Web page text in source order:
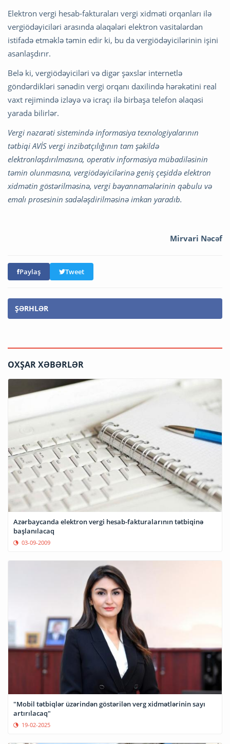
Elektron vergi hesab-fakturaları vergi xidməti orqanları ilə
vergiödəyiciləri arasında əlaqələri elektron vasitələrdən
istifadə etməklə təmin edir ki, bu da vergiödəyicilərinin işini
asanlaşdırır.
Belə ki, vergiödəyiciləri və digər şəxslər internetlə
göndərdikləri sənədin vergi orqanı daxilində hərəkətini real
vaxt rejimində izləyə və icraçı ilə birbaşa telefon əlaqəsi
yarada bilirlər.
Vergi nəzarəti sistemində informasiya texnologiyalarının
tətbiqi AVİS vergi inzibatçılığının tam şəkildə
elektronlaşdırılmasına, operativ informasiya mübadiləsinin
təmin olunmasına, vergiödəyicilərinə geniş çeşiddə elektron
xidmətin göstərilməsinə, vergi bəyannamələrinin qəbulu və
emalı prosesinin sadələşdirilməsinə imkan yaradıb.
Mirvari Nəcəf
Paylaş Tweet
ŞƏRHLƏR
OXŞAR XƏBƏRLƏR
Azərbaycanda elektron vergi hesab-fakturalarının tətbiqinə
başlanılacaq
03-09-2009
"Mobil tətbiqlər üzərindən göstərilən verg xidmətlərinin sayı
artırılacaq"
19-02-2025